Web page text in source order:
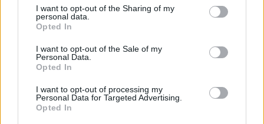
I want to opt-out of the Sharing of my
personal data.
Opted In
I want to opt-out of the Sale of my
Personal Data.
Opted In
I want to opt-out of processing my
Personal Data for Targeted Advertising.
Opted In
regisztrációhoz kötött.
Az előfizetés a következőket tartalmazza:
Kötéslisták: BÉT elmúlt 2 év napon belüli
kötéslistái
Előfizetés